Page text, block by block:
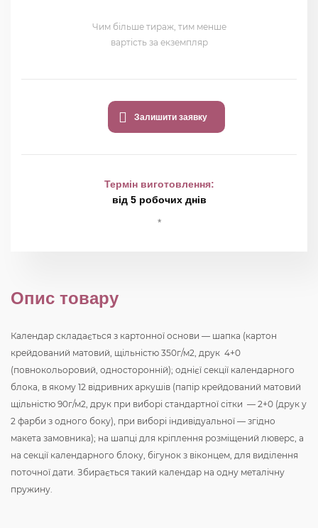
Чим більше тираж, тим менше
вартість за екземпляр
Залишити заявку
Термін виготовлення:
від 5 робочих днів
*
Опис товару
Календар складається з картонної основи — шапка (картон
крейдований матовий, щільністю 350г/м2, друк 4+0
(повнокольоровий, односторонній); однієї секції календарного
блока, в якому 12 відривних аркушів (папір крейдований матовий
щільністю 90г/м2, друк при виборі стандартної сітки — 2+0 (друк у
2 фарби з одного боку), при виборі індивідуальної — згідно
макета замовника); на шапці для кріплення розміщений люверс, а
на секції календарного блоку, бігунок з віконцем, для виділення
поточної дати. Збирається такий календар на одну металічну
пружину.